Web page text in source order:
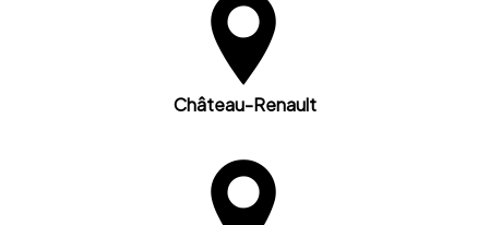
Château-Renault